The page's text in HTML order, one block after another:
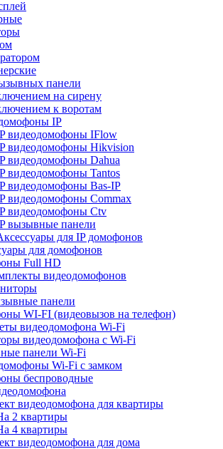
панели
на сирену
к воротам
IP
видеодомофоны IFlow
видеодомофоны Hikvision
видеодомофоны Dahua
видеодомофоны Tantos
видеодомофоны Bas-IP
видеодомофоны Commax
видеодомофоны Ctv
вызывные панели
для IP домофонов
для домофонов
Full HD
видеодомофонов
панели
WI-FI (видеовызов на телефон)
видеодомофона Wi-Fi
видеодомофона с Wi-Fi
панели Wi-Fi
Wi-Fi с замком
беспроводные
видеодомофона для квартиры
2 квартиры
4 квартиры
видеодомофона для дома